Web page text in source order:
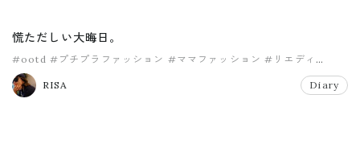
慌ただしい大晦日。
#ootd #プチプラファッション #ママファッション #リエディ
#ワンピース
RISA
Diary